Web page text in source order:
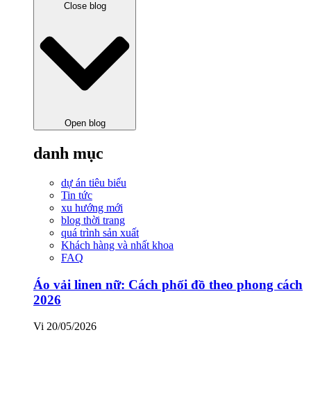
Close blog
Open blog
danh mục
dự án tiêu biểu
Tin tức
xu hướng mới
blog thời trang
quá trình sản xuất
Khách hàng và nhất khoa
FAQ
Áo vải linen nữ: Cách phối đồ theo phong cách
2026
Vi 20/05/2026